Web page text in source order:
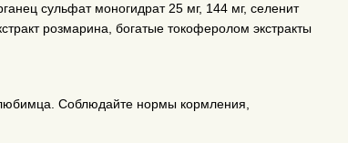
сульфат моногидрат 25 мг, 144 мг, селенит
розмарина, богатые токоферолом экстракты
Соблюдайте нормы кормления,